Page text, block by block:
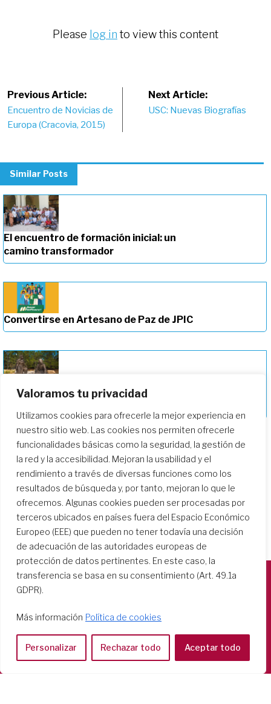
Valoramos tu privacidad
Utilizamos cookies para ofrecerle la mejor experiencia en
nuestro sitio web. Las cookies nos permiten ofrecerle
funcionalidades básicas como la seguridad, la gestión de
la red y la accesibilidad. Mejoran la usabilidad y el
rendimiento a través de diversas funciones como los
resultados de búsqueda y, por tanto, mejoran lo que le
ofrecemos. Algunas cookies pueden ser procesadas por
terceros ubicados en países fuera del Espacio Económico
Europeo (EEE) que pueden no tener todavía una decisión
de adecuación de las autoridades europeas de
protección de datos pertinentes. En este caso, la
transferencia se basa en su consentimiento (Art. 49.1a
GDPR).
Más información Política de cookies
Personalizar Rechazar todo Aceptar todo
Please log in to view this content
Post
navigation
Previous Article:
Encuentro de Novicias de
Europa (Cracovia, 2015)
Next Article:
USC: Nuevas Biografías
Similar Posts
El encuentro de formación inicial: un
camino transformador
Convertirse en Artesano de Paz de JPIC
Profundizando en nuestro camino de
Casa Generalizia
Tel: 06 58 23 03 32 or 06 58 20 31 17